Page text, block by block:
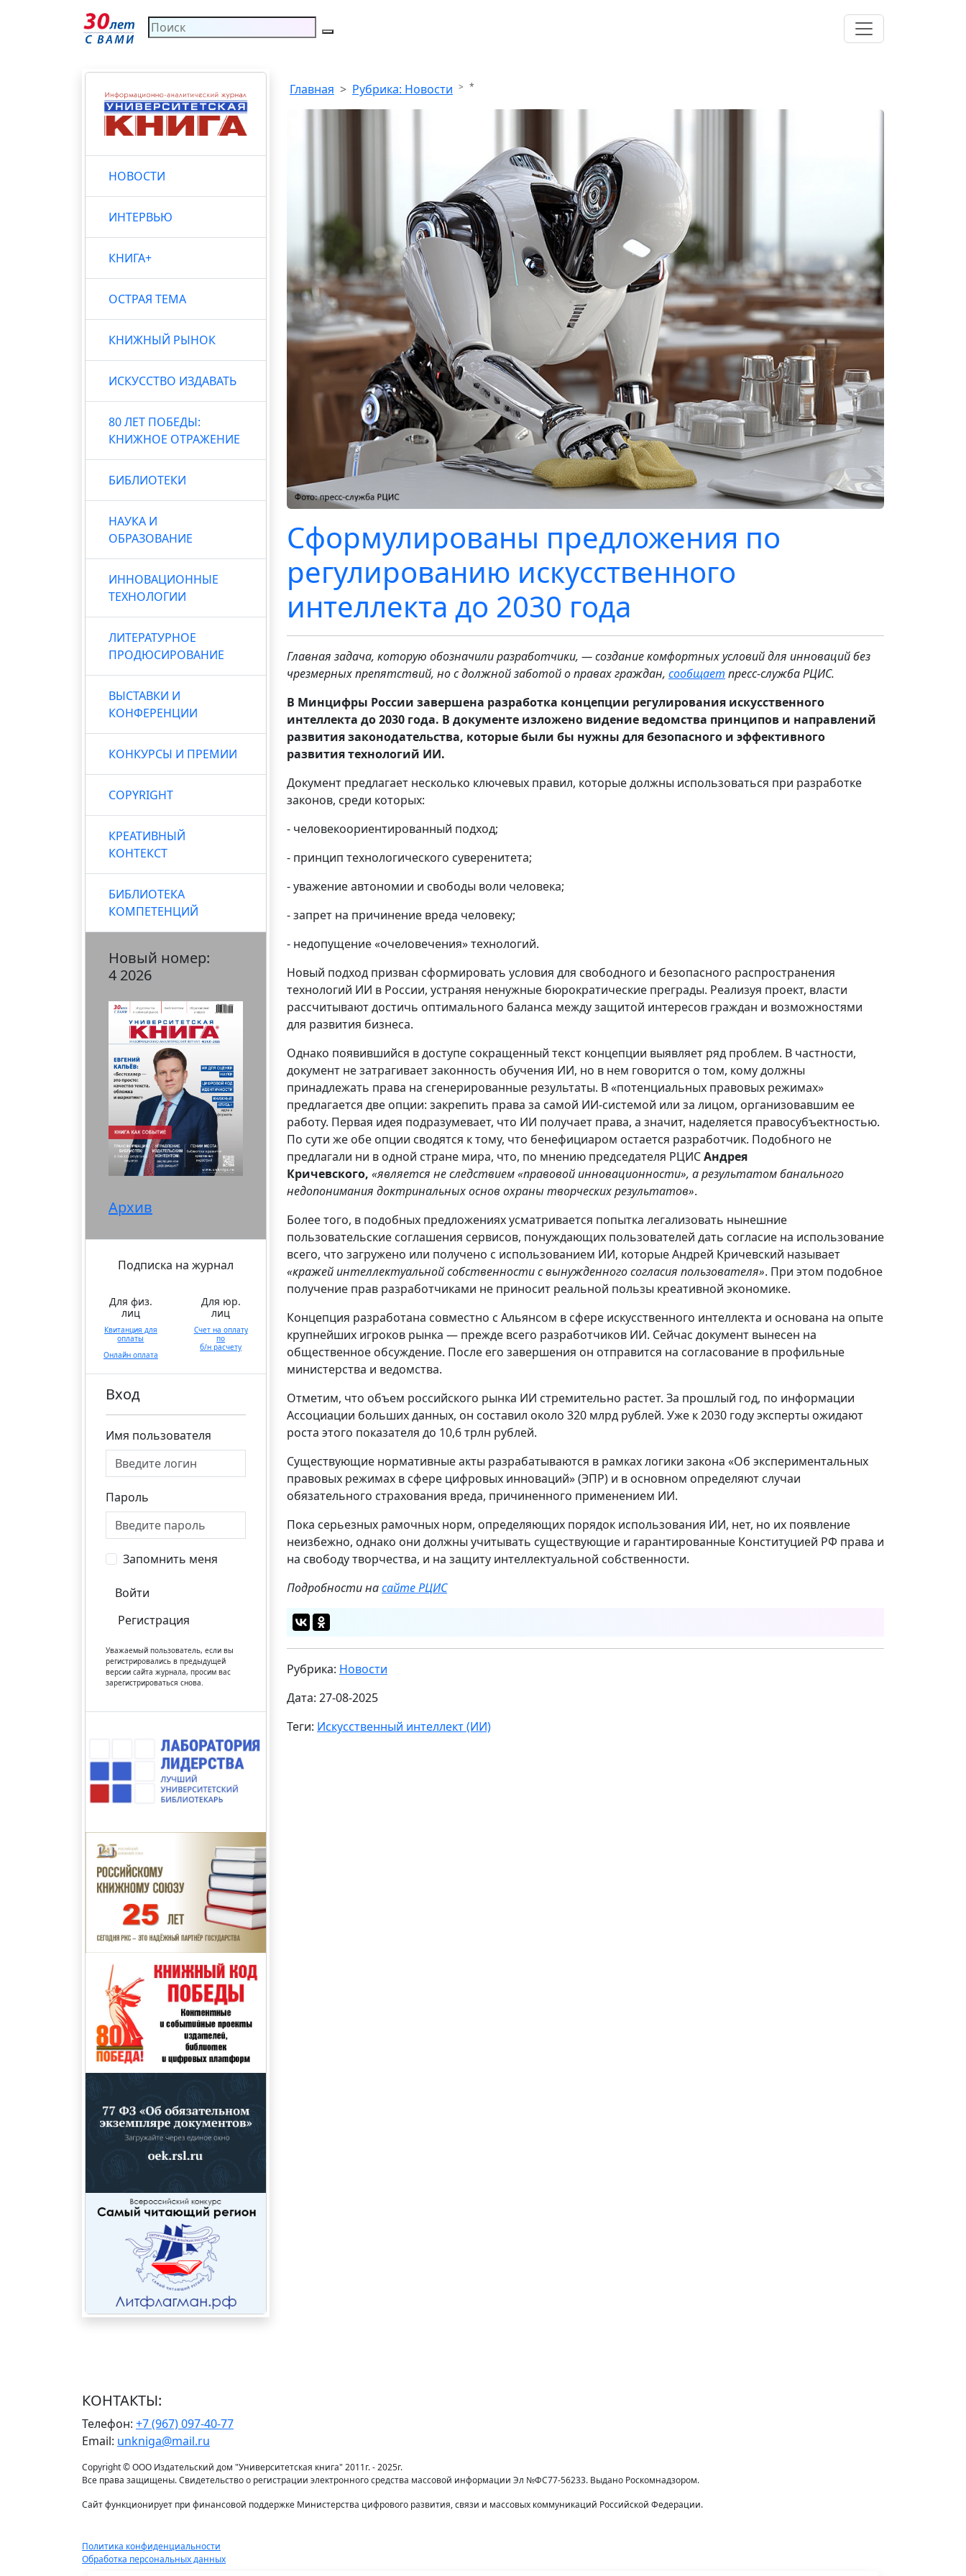
НОВОСТИ
ИНТЕРВЬЮ
КНИГА+
ОСТРАЯ ТЕМА
КНИЖНЫЙ РЫНОК
ИСКУССТВО ИЗДАВАТЬ
80 ЛЕТ ПОБЕДЫ:
КНИЖНОЕ ОТРАЖЕНИЕ
БИБЛИОТЕКИ
НАУКА И
ОБРАЗОВАНИЕ
ИННОВАЦИОННЫЕ
ТЕХНОЛОГИИ
ЛИТЕРАТУРНОЕ
ПРОДЮСИРОВАНИЕ
ВЫСТАВКИ И
КОНФЕРЕНЦИИ
КОНКУРСЫ И ПРЕМИИ
COPYRIGHT
КРЕАТИВНЫЙ
КОНТЕКСТ
БИБЛИОТЕКА
КОМПЕТЕНЦИЙ
Новый номер:
4 2026
Архив
Подписка на журнал
Для физ.
лиц
Квитанция для
оплаты
Онлайн оплата
Для юр.
лиц
Счет на оплату
по
б/н расчету
Вход
Имя пользователя
Пароль
Запомнить меня
Войти
Регистрация
Уважаемый пользователь, если вы
регистрировались в предыдущей
версии сайта журнала, просим вас
зарегистрироваться снова.
Главная Рубрика: Новости *
Сформулированы предложения по
регулированию искусственного
интеллекта до 2030 года
Главная задача, которую обозначили разработчики, — создание комфортных условий для инноваций без
чрезмерных препятствий, но с должной заботой о правах граждан, сообщает пресс-служба РЦИС.
В Минцифры России завершена разработка концепции регулирования искусственного
интеллекта до 2030 года. В документе изложено видение ведомства принципов и направлений
развития законодательства, которые были бы нужны для безопасного и эффективного
развития технологий ИИ.
Документ предлагает несколько ключевых правил, которые должны использоваться при разработке
законов, среди которых:
- человекоориентированный подход;
- принцип технологического суверенитета;
- уважение автономии и свободы воли человека;
- запрет на причинение вреда человеку;
- недопущение «очеловечения» технологий.
Новый подход призван сформировать условия для свободного и безопасного распространения
технологий ИИ в России, устраняя ненужные бюрократические преграды. Реализуя проект, власти
рассчитывают достичь оптимального баланса между защитой интересов граждан и возможностями
для развития бизнеса.
Однако появившийся в доступе сокращенный текст концепции выявляет ряд проблем. В частности,
документ не затрагивает законность обучения ИИ, но в нем говорится о том, кому должны
принадлежать права на сгенерированные результаты. В «потенциальных правовых режимах»
предлагается две опции: закрепить права за самой ИИ-системой или за лицом, организовавшим ее
работу. Первая идея подразумевает, что ИИ получает права, а значит, наделяется правосубъектностью.
По сути же обе опции сводятся к тому, что бенефициаром остается разработчик. Подобного не
предлагали ни в одной стране мира, что, по мнению председателя РЦИСАндрея
Кричевского, «является не следствием «правовой инновационности», а результатом банального
недопонимания доктринальных основ охраны творческих результатов».
Более того, в подобных предложениях усматривается попытка легализовать нынешние
пользовательские соглашения сервисов, понуждающих пользователей дать согласие на использование
всего, что загружено или получено с использованием ИИ, которые Андрей Кричевский называет
«кражей интеллектуальной собственности с вынужденного согласия пользователя». При этом подобное
получение прав разработчиками не приносит реальной пользы креативной экономике.
Концепция разработана совместно с Альянсом в сфере искусственного интеллекта и основана на опыте
крупнейших игроков рынка — прежде всего разработчиков ИИ. Сейчас документ вынесен на
общественное обсуждение. После его завершения он отправится на согласование в профильные
министерства и ведомства.
Отметим, что объем российского рынка ИИ стремительно растет. За прошлый год, по информации
Ассоциации больших данных, он составил около 320 млрд рублей. Уже к 2030 году эксперты ожидают
роста этого показателя до 10,6 трлн рублей.
Существующие нормативные акты разрабатываются в рамках логики закона «Об экспериментальных
правовых режимах в сфере цифровых инноваций» (ЭПР) и в основном определяют случаи
обязательного страхования вреда, причиненного применением ИИ.
Пока серьезных рамочных норм, определяющих порядок использования ИИ, нет, но их появление
неизбежно, однако они должны учитывать существующие и гарантированные Конституцией РФ права и
на свободу творчества, и на защиту интеллектуальной собственности.
Подробности насайте РЦИС
Рубрика: Новости
Дата: 27-08-2025
Теги: Искусственный интеллект (ИИ)
КОНТАКТЫ:
Телефон: +7 (967) 097-40-77
Email: unkniga@mail.ru
Copyright © ООО Издательский дом "Университетская книга" 2011г. - 2025г.
Все права защищены. Свидетельство о регистрации электронного средства массовой информации Эл №ФС77-56233. Выдано Роскомнадзором.
Сайт функционирует при финансовой поддержке Министерства цифрового развития, связи и массовых коммуникаций Российской Федерации.
Политика конфиденциальности
Обработка персональных данных